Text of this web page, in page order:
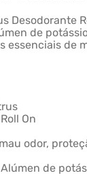
Desodorante
de
essenciais de
On
odor,
de